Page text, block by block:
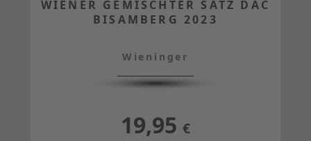
WIENER GEMISCHTER SATZ DAC
BISAMBERG 2023
Wieninger
19,95 €